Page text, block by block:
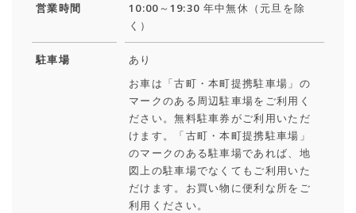
営業時間
10:00～19:30 年中無休（元旦を除
く）
駐車場
あり
お車は「古町・本町提携駐車場」の
マークのある周辺駐車場をご利用く
ださい。無料駐車券がご利用いただ
けます。「古町・本町提携駐車場」
のマークのある駐車場であれば、地
図上の駐車場でなくてもご利用いた
だけます。お買い物に便利な所をご
利用ください。